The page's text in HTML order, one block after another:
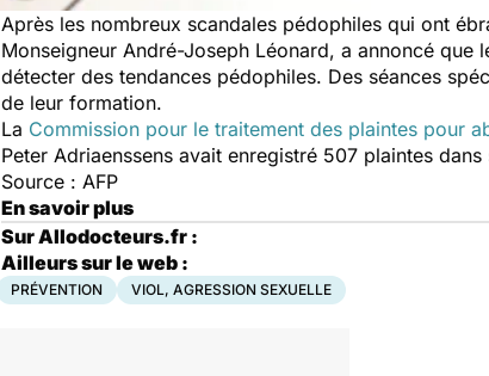
Après les nombreux scandales pédophiles qui ont
Monseigneur André-Joseph Léonard, a annoncé
détecter des tendances pédophiles. Des séances
de leur formation.
La Commission pour le traitement des plaintes pour
Peter Adriaenssens avait enregistré 507 plaintes dans
Source : AFP
En savoir plus
Sur Allodocteurs.fr :
Ailleurs sur le web :
PRÉVENTION VIOL, AGRESSION SEXUELLE